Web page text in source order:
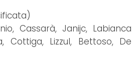
Cassarà, Janijc, Labianca
Cottiga, Lizzul, Bettoso, De